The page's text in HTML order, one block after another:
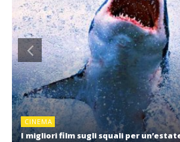
CINEMA
I migliori film sugli squali per